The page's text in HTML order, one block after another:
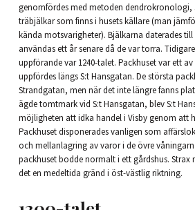
genomfördes med metoden dendrokronologi,
träbjälkar som finns i husets källare (man
kända motsvarigheter). Bjälkarna daterades
användas ett år senare då de var torra.
uppförande var 1240-talet. Packhuset var ett
uppfördes längs S:t Hansgatan. De största
Strandgatan, men när det inte längre fanns
ägde tomtmark vid S:t Hansgatan, blev S:t
möjligheten att idka handel i Visby genom att
Packhuset disponerades vanligen som
och mellanlagring av varor i de övre
packhuset bodde normalt i ett gårdshus. Strax
det en medeltida gränd i öst-västlig riktning.